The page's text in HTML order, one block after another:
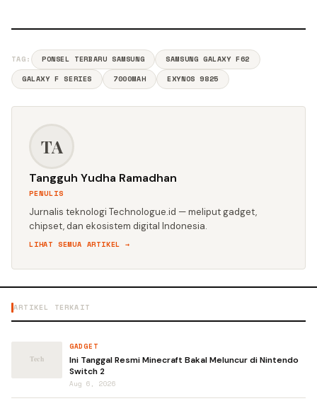
TAG: PONSEL TERBARU SAMSUNG
SAMSUNG GALAXY F62
GALAXY F SERIES
7000MAH EXYNOS 9825
TA
Tangguh Yudha Ramadhan
PENULIS
Jurnalis teknologi Technologue.id — meliput gadget,
chipset, dan ekosistem digital Indonesia.
LIHAT SEMUA ARTIKEL →
ARTIKEL TERKAIT
GADGET
Ini Tanggal Resmi Minecraft Bakal Meluncur di Nintendo
Switch 2
Aug 6, 2026